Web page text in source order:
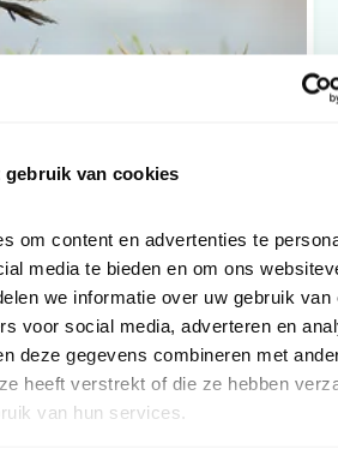
gebruik van cookies
om content en advertenties te
media te bieden en om ons
we informatie over uw gebruik van
voor social media, adverteren en
deze gegevens combineren met
heeft verstrekt of die ze hebben
van hun services.
planeet te redden